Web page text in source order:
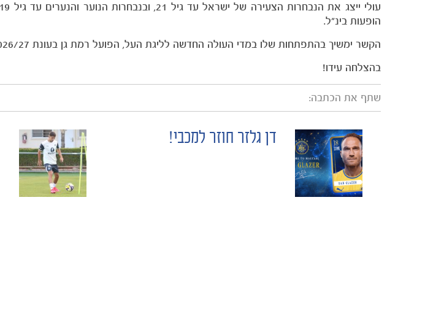
הופעות בינ"ל.
הקשר ימשיך בהתפתחות שלו במדי העולה החדשה לליגת העל, הפועל רמת גן בעונת 2026/27.
בהצלחה עידו!
שתף את הכתבה:
POST
NAVIGATION
דן גלזר חוזר למכבי!